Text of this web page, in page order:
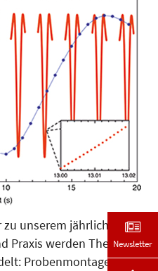
unse­rem jährlichen
Praxis werden Themen
Probenmontage, Se­
Newsletter